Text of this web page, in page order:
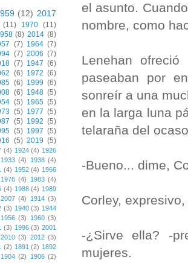
el asunto.
nombre, como
Lenehan
paseaban por
sonreír a una
en la larga luna
telaraña del
-Bueno... dime,
Corley,
-¿Sirve ella? -
mujeres.
(12) 2017
(11) 1970 (11)
(8) 2014 (8)
(7) 1964 (7)
(7) 2006 (7)
(7) 1947 (6)
(6) 1972 (6)
(6) 1999 (6)
(6) 1948 (5)
(5) 1965 (5)
(5) 1977 (5)
(5) 1992 (5)
(5) 1997 (5)
(5) 2019 (5)
(4) 1924 (4) 1926
1933 (4) 1938 (4)
(4) 1952 (4) 1966
1976 (4) 1983 (4)
(4) 1988 (4) 1989
2007 (4) 1914 (3)
(3) 1940 (3) 1944
1956 (3) 1960 (3)
(3) 1996 (3) 2001
2010 (3) 2012 (3)
(2) 1891 (2) 1892
1904 (2) 1906 (2)